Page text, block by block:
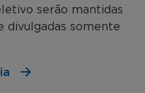
serão mantidas
divulgadas somente